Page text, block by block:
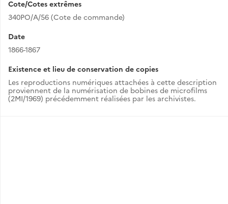
Cote/Cotes extrêmes
340PO/A/56 (Cote de commande)
Date
1866-1867
Existence et lieu de conservation de copies
Les reproductions numériques attachées à cette description
proviennent de la numérisation de bobines de microfilms
(2MI/1969) précédemment réalisées par les archivistes.